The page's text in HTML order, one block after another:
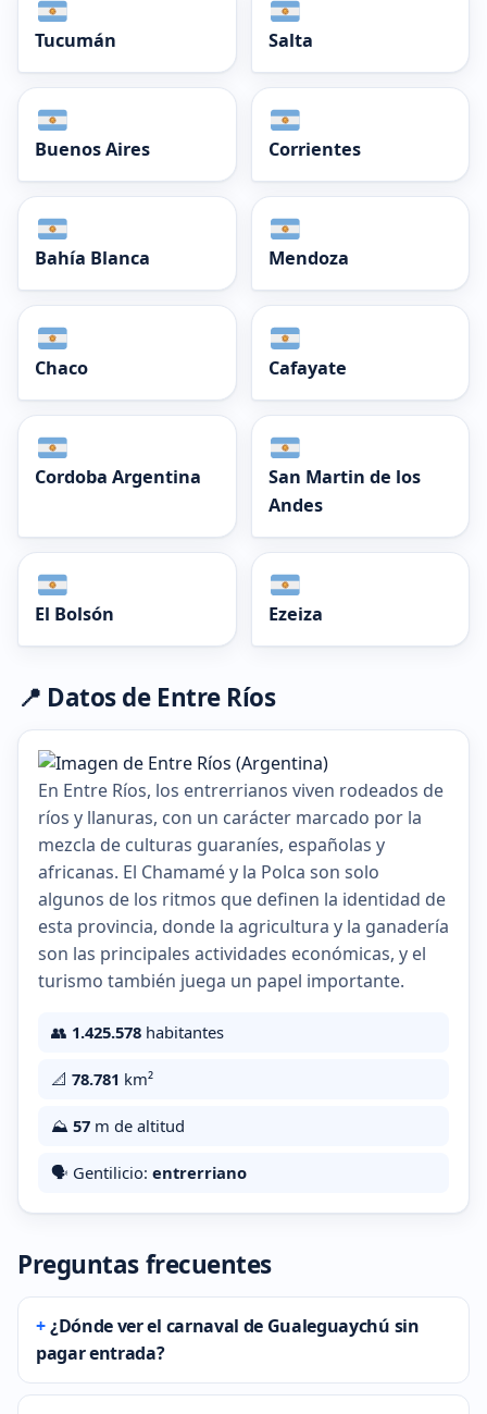
Tucumán Salta
Buenos Aires Corrientes
Bahía Blanca Mendoza
Chaco Cafayate
Cordoba Argentina
San Martin de los
Andes
El Bolsón Ezeiza
📍 Datos de Entre Ríos
En Entre Ríos, los entrerrianos viven rodeados de
ríos y llanuras, con un carácter marcado por la
mezcla de culturas guaraníes, españolas y
africanas. El Chamamé y la Polca son solo
algunos de los ritmos que definen la identidad de
esta provincia, donde la agricultura y la ganadería
son las principales actividades económicas, y el
turismo también juega un papel importante.
👥 1.425.578 habitantes
📐 78.781 km²
⛰️ 57 m de altitud
🗣️ Gentilicio: entrerriano
Preguntas frecuentes
¿Dónde ver el carnaval de Gualeguaychú sin
pagar entrada?